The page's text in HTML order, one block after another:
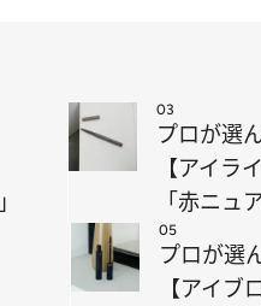
03
プロが選
【アイラ
「赤ニュ
05
プロが選
【アイブ